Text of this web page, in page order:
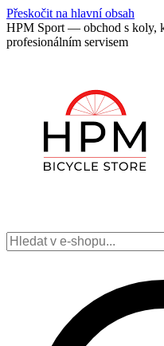
Přeskočit na hlavní obsah
HPM Sport — obchod s koly,
profesionálním servisem